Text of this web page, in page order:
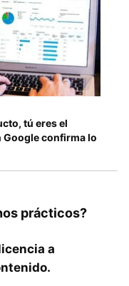
tú eres el
confirma lo
prácticos?
a